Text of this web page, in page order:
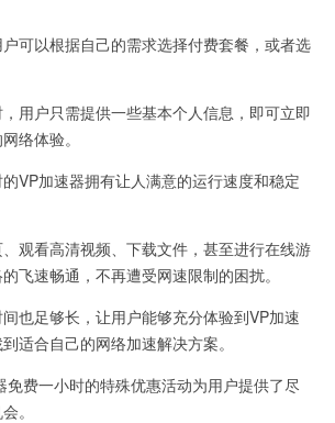
以根据自己的需求选择付费套餐，或者选
户只需提供一些基本个人信息，即可立即
络体验。
加速器拥有让人满意的运行速度和稳定
看高清视频、下载文件，甚至进行在线游
飞速畅通，不再遭受网速限制的困扰。
足够长，让用户能够充分体验到VP加速
适合自己的网络加速解决方案。
费一小时的特殊优惠活动为用户提供了尽
。